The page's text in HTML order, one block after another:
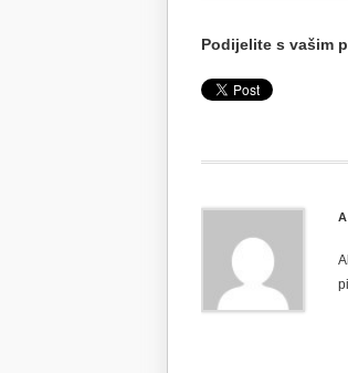
Podijelite s vašim